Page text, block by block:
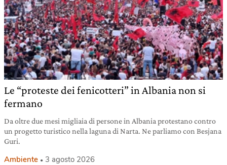
Le “proteste dei fenicotteri” in Albania non si
fermano
Da oltre due mesi migliaia di persone in Albania protestano contro
un progetto turistico nella laguna di Narta. Ne parliamo con Besjana
Guri.
Ambiente 3 agosto 2026